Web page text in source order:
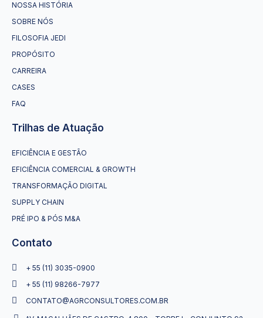
NOSSA HISTÓRIA
SOBRE NÓS
FILOSOFIA JEDI
PROPÓSITO
CARREIRA
CASES
FAQ
Trilhas de Atuação
EFICIÊNCIA E GESTÃO
EFICIÊNCIA COMERCIAL & GROWTH
TRANSFORMAÇÃO DIGITAL
SUPPLY CHAIN
PRÉ IPO & PÓS M&A
Contato
+ 55 (11) 3035-0900
+ 55 (11) 98266-7977
CONTATO@AGRCONSULTORES.COM.BR